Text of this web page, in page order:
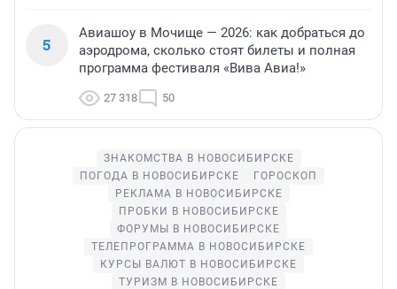
5
Авиашоу в Мочище — 2026: как добраться до
аэродрома, сколько стоят билеты и полная
программа фестиваля «Вива Авиа!»
27 318 50
ЗНАКОМСТВА В НОВОСИБИРСКЕ
ПОГОДА В НОВОСИБИРСКЕ
ГОРОСКОП
РЕКЛАМА В НОВОСИБИРСКЕ
ПРОБКИ В НОВОСИБИРСКЕ
ФОРУМЫ В НОВОСИБИРСКЕ
ТЕЛЕПРОГРАММА В НОВОСИБИРСКЕ
КУРСЫ ВАЛЮТ В НОВОСИБИРСКЕ
ТУРИЗМ В НОВОСИБИРСКЕ